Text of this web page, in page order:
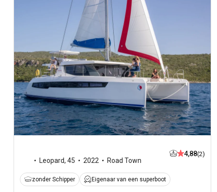
Leopard, 45 2022 Road Town
4,88(2)
zonder Schipper Eigenaar van een superboot